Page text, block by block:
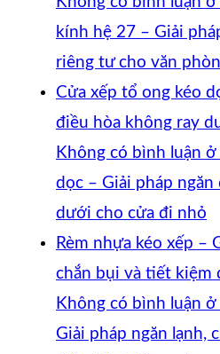
kính hệ 27 – Giải
riêng tư cho văn
Cửa xếp tổ ong kéo
điều hòa không ray
Không có bình luận ở
dọc – Giải pháp
dưới cho cửa đi nhỏ
Rèm nhựa kéo xếp –
chắn bụi và tiết kiệm
Không có bình luận ở
Giải pháp ngăn lạnh,